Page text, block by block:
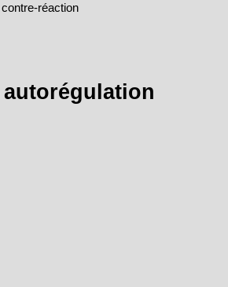
contre-réaction
autorégulation